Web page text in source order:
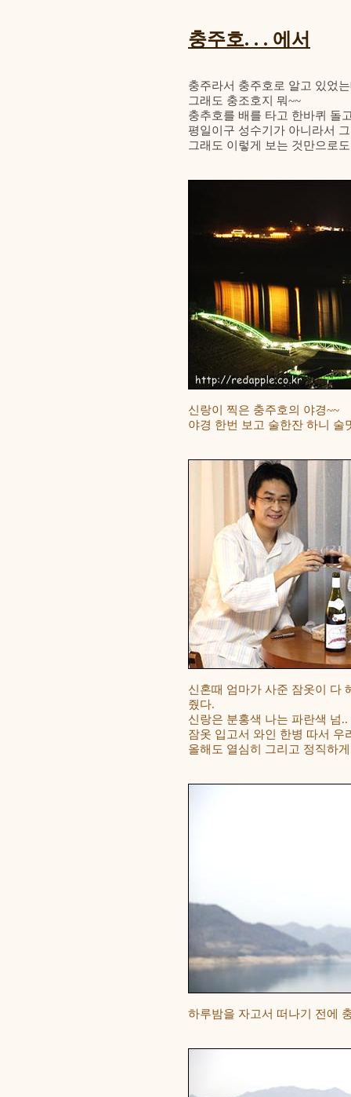
충주호. . . 에서
충주라서 충주호로 알고 있었
그래도 충조호지 뭐~~
충추호를 배를 타고 한바퀴 돌
평일이구 성수기가 아니라서
그래도 이렇게 보는 것만으로
신랑이 찍은 충주호의 야경~~
야경 한번 보고 술한잔 하니 술
신혼때 엄마가 사준 잠옷이 다
줬다.
신랑은 분홍색 나는 파란색 넘
잠옷 입고서 와인 한병 따서 우
올해도 열심히 그리고 정직하
하루밤을 자고서 떠나기 전에